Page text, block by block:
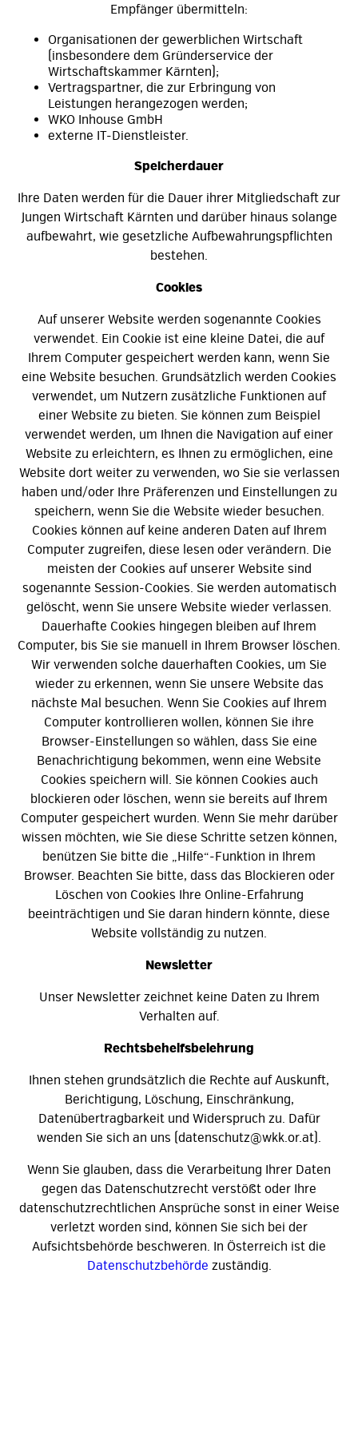
Empfänger übermitteln:
Organisationen der gewerblichen Wirtschaft
(insbesondere dem Gründerservice der
Wirtschaftskammer Kärnten);
Vertragspartner, die zur Erbringung von
Leistungen herangezogen werden;
WKO Inhouse GmbH
externe IT-Dienstleister.
Speicherdauer
Ihre Daten werden für die Dauer ihrer Mitgliedschaft zur
Jungen Wirtschaft Kärnten und darüber hinaus solange
aufbewahrt, wie gesetzliche Aufbewahrungspflichten
bestehen.
Cookies
Auf unserer Website werden sogenannte Cookies
verwendet. Ein Cookie ist eine kleine Datei, die auf
Ihrem Computer gespeichert werden kann, wenn Sie
eine Website besuchen. Grundsätzlich werden Cookies
verwendet, um Nutzern zusätzliche Funktionen auf
einer Website zu bieten. Sie können zum Beispiel
verwendet werden, um Ihnen die Navigation auf einer
Website zu erleichtern, es Ihnen zu ermöglichen, eine
Website dort weiter zu verwenden, wo Sie sie verlassen
haben und/oder Ihre Präferenzen und Einstellungen zu
speichern, wenn Sie die Website wieder besuchen.
Cookies können auf keine anderen Daten auf Ihrem
Computer zugreifen, diese lesen oder verändern. Die
meisten der Cookies auf unserer Website sind
sogenannte Session-Cookies. Sie werden automatisch
gelöscht, wenn Sie unsere Website wieder verlassen.
Dauerhafte Cookies hingegen bleiben auf Ihrem
Computer, bis Sie sie manuell in Ihrem Browser löschen.
Wir verwenden solche dauerhaften Cookies, um Sie
wieder zu erkennen, wenn Sie unsere Website das
nächste Mal besuchen. Wenn Sie Cookies auf Ihrem
Computer kontrollieren wollen, können Sie ihre
Browser-Einstellungen so wählen, dass Sie eine
Benachrichtigung bekommen, wenn eine Website
Cookies speichern will. Sie können Cookies auch
blockieren oder löschen, wenn sie bereits auf Ihrem
Computer gespeichert wurden. Wenn Sie mehr darüber
wissen möchten, wie Sie diese Schritte setzen können,
benützen Sie bitte die „Hilfe“-Funktion in Ihrem
Browser. Beachten Sie bitte, dass das Blockieren oder
Löschen von Cookies Ihre Online-Erfahrung
beeinträchtigen und Sie daran hindern könnte, diese
Website vollständig zu nutzen.
Newsletter
Unser Newsletter zeichnet keine Daten zu Ihrem
Verhalten auf.
Rechtsbehelfsbelehrung
Ihnen stehen grundsätzlich die Rechte auf Auskunft,
Berichtigung, Löschung, Einschränkung,
Datenübertragbarkeit und Widerspruch zu. Dafür
wenden Sie sich an uns (datenschutz@wkk.or.at).
Wenn Sie glauben, dass die Verarbeitung Ihrer Daten
gegen das Datenschutzrecht verstößt oder Ihre
datenschutzrechtlichen Ansprüche sonst in einer Weise
verletzt worden sind, können Sie sich bei der
Aufsichtsbehörde beschweren. In Österreich ist die
Datenschutzbehörde zuständig.